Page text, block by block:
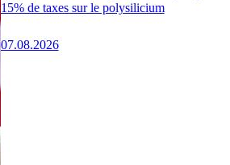
15% de taxes sur le polysilicium
07.08.2026